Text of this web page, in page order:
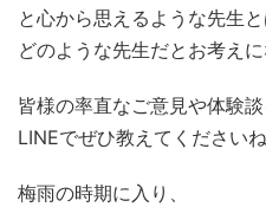
と心から思えるような先生と
どのような先生だとお考え
皆様の率直なご意見や体験談
LINEでぜひ教えてくださいね
梅雨の時期に入り、